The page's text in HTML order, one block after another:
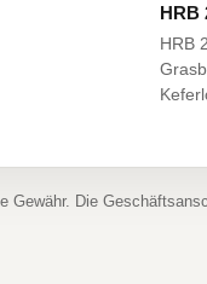
HRB
HRB
Gewähr. Die